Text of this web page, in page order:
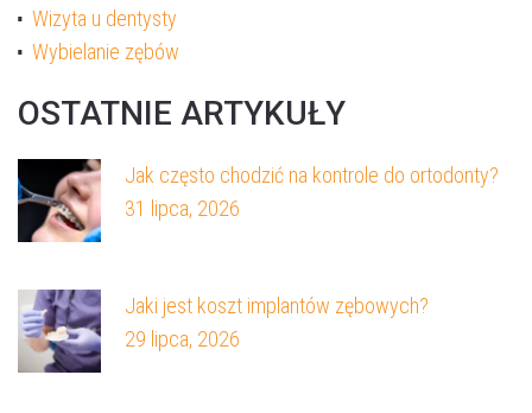
Wizyta u dentysty
Wybielanie zębów
OSTATNIE ARTYKUŁY
Jak często chodzić na kontrole do ortodonty?
31 lipca, 2026
Jaki jest koszt implantów zębowych?
29 lipca, 2026